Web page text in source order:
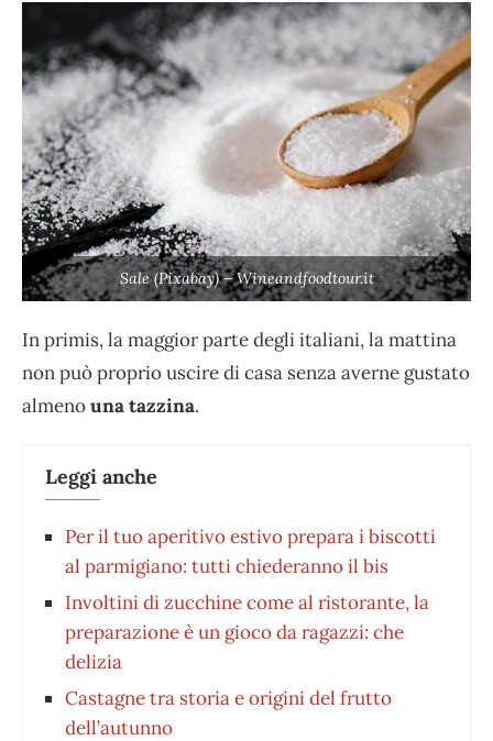
Sale (Pixabay) – Wineandfoodtour.it
In primis, la maggior parte degli italiani, la mattina
non può proprio uscire di casa senza averne gustato
almenouna tazzina.
Leggi anche
Per il tuo aperitivo estivo prepara i biscotti
al parmigiano: tutti chiederanno il bis
Involtini di zucchine come al ristorante, la
preparazione è un gioco da ragazzi: che
delizia
Castagne tra storia e origini del frutto
dell’autunno